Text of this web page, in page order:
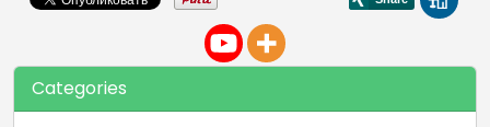
Categories